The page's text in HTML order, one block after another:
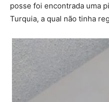
posse foi encontrada uma
Turquia, a qual não tinha